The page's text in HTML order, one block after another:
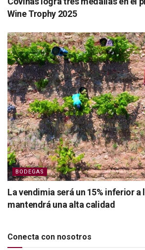
Wine Trophy 2025
BODEGAS
La vendimia será un 15% inferior
mantendrá una alta calidad
Conecta con nosotros